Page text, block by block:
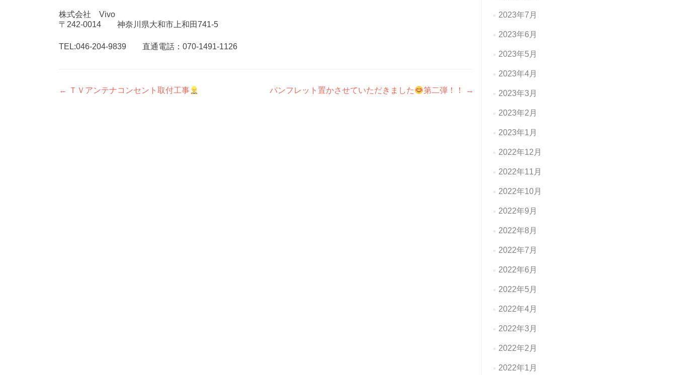
株式会社 Vivo
〒242-0014 神奈川県大和市上和田741-5
TEL:046-204-9839 直通電話：070-1491-1126
投
← ＴＶアンテナコンセント取付工事 パンフレット置かさせていただきました 第二弾！！ →
2023年7月
2023年6月
2023年5月
2023年4月
2023年3月
2023年2月
2023年1月
2022年12月
2022年11月
2022年10月
2022年9月
2022年8月
2022年7月
2022年6月
2022年5月
2022年4月
2022年3月
2022年2月
2022年1月